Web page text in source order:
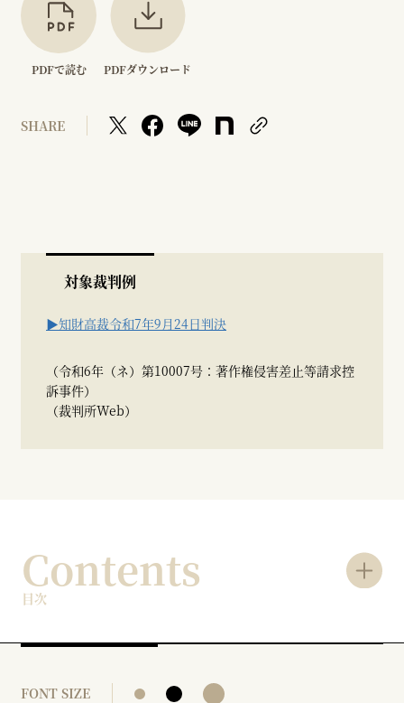
PDFで読む PDFダウンロード
SHARE
対象裁判例
▶知財高裁令和7年9月24日判決
（令和6年（ネ）第10007号：著作権侵害差止等請求控
訴事件）
（裁判所Web）
Contents
目次
FONT SIZE